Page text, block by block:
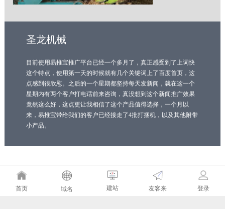
圣龙机械
目前使用易推宝推广平台已经一个多月了，真正感受到了上词快
这个特点，使用第一天的时候就有几个关键词上了百度首页，这
点感到很欣慰。之后的一个星期都坚持每天发新闻，就在这一个
星期内有两个客户打电话前来咨询，真没想到这个新闻推广效果
竟然这么好，这点更让我相信了这个产品值得选择，一个月以
来，易推宝带给我们的客户已经接走了4批打捆机，以及其他附带
小产品。
首页 域名 建站 友客来 登录